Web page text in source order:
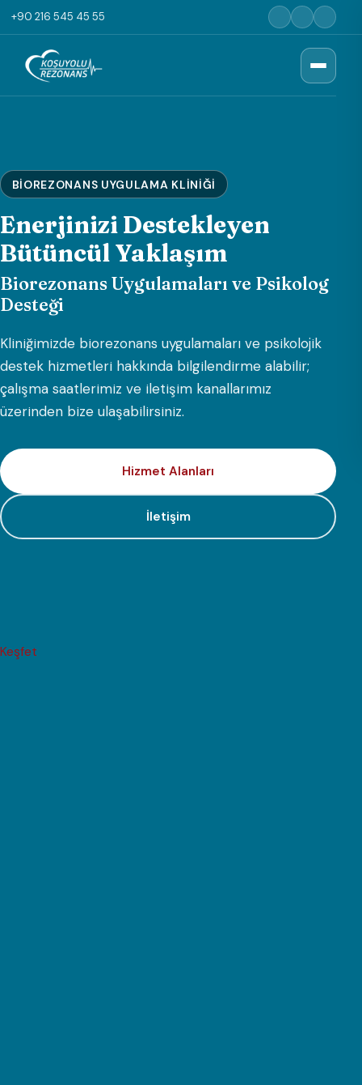
+90 216 545 45 55
BIOREZONANS UYGULAMA KLINIĞI
Enerjinizi Destekleyen
Bütüncül Yaklaşım
Biorezonans Uygulamaları ve Psikolog
Desteği
Kliniğimizde biorezonans uygulamaları ve psikolojik
destek hizmetleri hakkında bilgilendirme alabilir;
çalışma saatlerimiz ve iletişim kanallarımız
üzerinden bize ulaşabilirsiniz.
Hizmet Alanları
İletişim
Keşfet